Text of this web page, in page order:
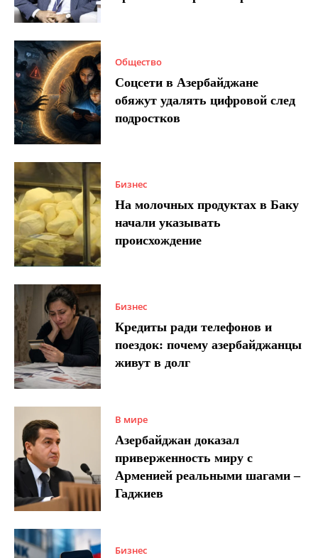
Общество
Соцсети в Азербайджане
обяжут удалять цифровой след
подростков
Бизнес
На молочных продуктах в Баку
начали указывать
происхождение
Бизнес
Кредиты ради телефонов и
поездок: почему азербайджанцы
живут в долг
В мире
Азербайджан доказал
приверженность миру с
Арменией реальными шагами –
Гаджиев
Бизнес